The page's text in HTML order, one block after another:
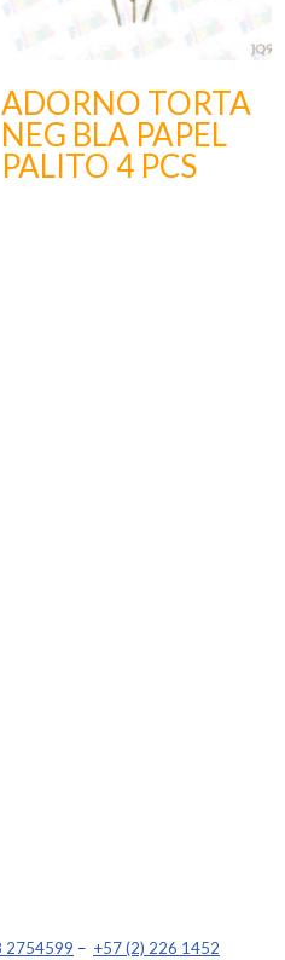
ADORNO TORTA
NEG BLA PAPEL
PALITO 4 PCS
2754599 – +57 (2) 226 1452